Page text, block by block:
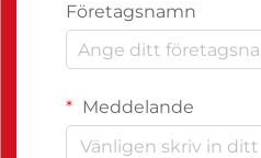
Företagsnamn
Meddelande